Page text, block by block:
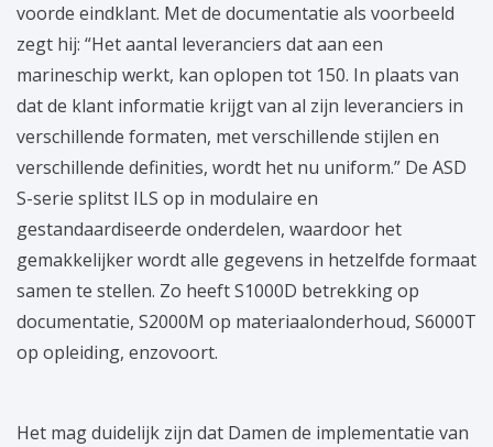
voorde eindklant. Met de documentatie als voorbeeld
zegt hij: “Het aantal leveranciers dat aan een
marineschip werkt, kan oplopen tot 150. In plaats van
dat de klant informatie krijgt van al zijn leveranciers in
verschillende formaten, met verschillende stijlen en
verschillende definities, wordt het nu uniform.” De ASD
S-serie splitst ILS op in modulaire en
gestandaardiseerde onderdelen, waardoor het
gemakkelijker wordt alle gegevens in hetzelfde formaat
samen te stellen. Zo heeft S1000D betrekking op
documentatie, S2000M op materiaalonderhoud, S6000T
op opleiding, enzovoort.
Het mag duidelijk zijn dat Damen de implementatie van